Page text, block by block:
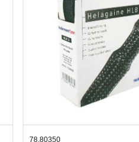
42.59551